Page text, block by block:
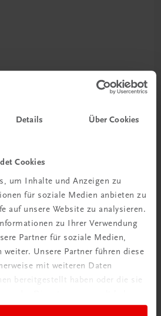
Details Über Cookies
Cookies
um Inhalte und Anzeigen zu
für soziale Medien anbieten zu
auf unsere Website zu analysieren.
zu Ihrer Verwendung
Partner für soziale Medien,
weiter. Unsere Partner führen diese
mit weiteren Daten
bereitgestellt haben oder die sie
sparen